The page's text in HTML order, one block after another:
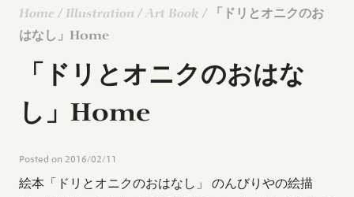
Home / Illustration / Art Book / 「ドリとオニクのお
はなし」Home
「ドリとオニクのおはな
し」Home
Posted on 2016/02/11
絵本「ドリとオニクのおはなし」 のんびりやの絵描